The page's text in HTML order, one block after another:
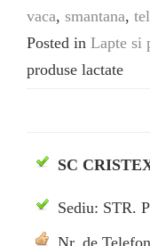
vaca, smantana,
Posted in Lapte si
produse lactate
SC
Sediu: STR.
Nr. de